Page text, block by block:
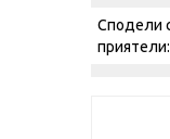
Сподели
приятели: